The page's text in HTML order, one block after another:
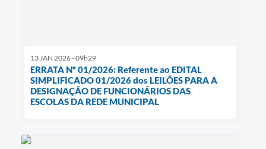
13 JAN 2026 - 09h29
ERRATA Nº 01/2026: Referente ao EDITAL
SIMPLIFICADO 01/2026 dos LEILÕES PARA A
DESIGNAÇÃO DE FUNCIONÁRIOS DAS
ESCOLAS DA REDE MUNICIPAL